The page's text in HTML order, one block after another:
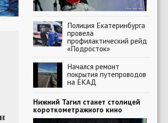
Полиция Екатеринбурга
провела
профилактический рейд
«Подросток»
Начался ремонт
покрытия путепроводов
на ЕКАД
Нижний Тагил станет столицей
короткометражного кино